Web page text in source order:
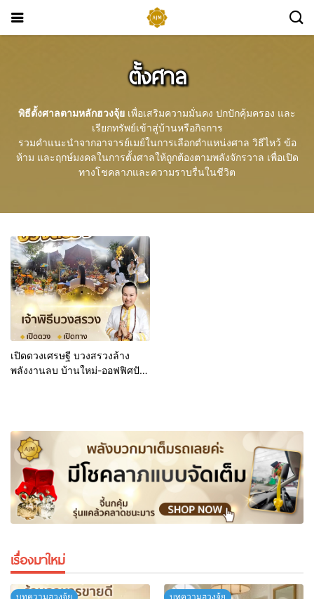
ตั้งศาล
พิธีตั้งศาลตามหลักฮวงจุ้ย เพื่อเสริมความมั่นคง ปกปักคุ้มครอง และ
เรียกทรัพย์เข้าสู่บ้านหรือกิจการ
รวมคำแนะนำจากอาจารย์เมย์ในการเลือกตำแหน่งศาล วิธีไหว้ ข้อ
ห้าม และฤกษ์มงคลในการตั้งศาลให้ถูกต้องตามพลังจักรวาล เพื่อเปิด
ทางโชคลาภและความราบรื่นในชีวิต
เปิดดวงเศรษฐี บวงสรวงล้าง
พลังงานลบ บ้านใหม่-ออฟฟิศปัง
เรื่องมาใหม่
บทความฮวงจุ้ย
บทความฮวงจุ้ย